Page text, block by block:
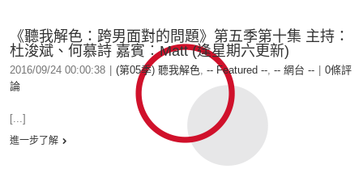
《聽我解色：跨男面對的問題》第五季第十集 主持：
杜浚斌、何慕詩 嘉賓︰Matt (逢星期六更新)
2016/09/24 00:00:38 (第05季) 聽我解色, -- Featured --, -- 網台 --
0條評
論
[...]
進一步了解